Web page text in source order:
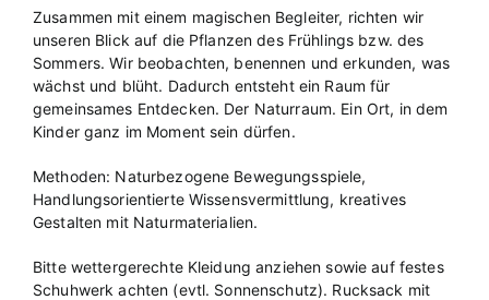
Zusammen mit einem magischen Begleiter, richten wir
unseren Blick auf die Pflanzen des Frühlings bzw. des
Sommers. Wir beobachten, benennen und erkunden, was
wächst und blüht. Dadurch entsteht ein Raum für
gemeinsames Entdecken. Der Naturraum. Ein Ort, in dem
Kinder ganz im Moment sein dürfen.
Methoden: Naturbezogene Bewegungsspiele,
Handlungsorientierte Wissensvermittlung, kreatives
Gestalten mit Naturmaterialien.
Bitte wettergerechte Kleidung anziehen sowie auf festes
Schuhwerk achten (evtl. Sonnenschutz). Rucksack mit